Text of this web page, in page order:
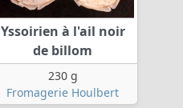
Yssoirien à l'ail noir
de billom
230 g
Fromagerie Houlbert